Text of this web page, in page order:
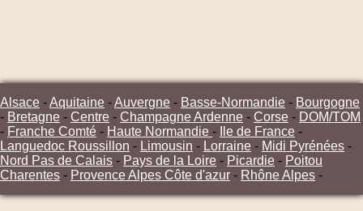
Alsace -Aquitaine -Auvergne - Basse-Normandie - Bourgogne
- Bretagne - Centre - Champagne Ardenne - Corse - DOM/TOM
- Franche Comté - Haute Normandie - Ile de France -
Languedoc Roussillon - Limousin - Lorraine - Midi Pyrénées -
Nord Pas de Calais - Pays de la Loire - Picardie - Poitou
Charentes - Provence Alpes Côte d'azur - Rhône Alpes -